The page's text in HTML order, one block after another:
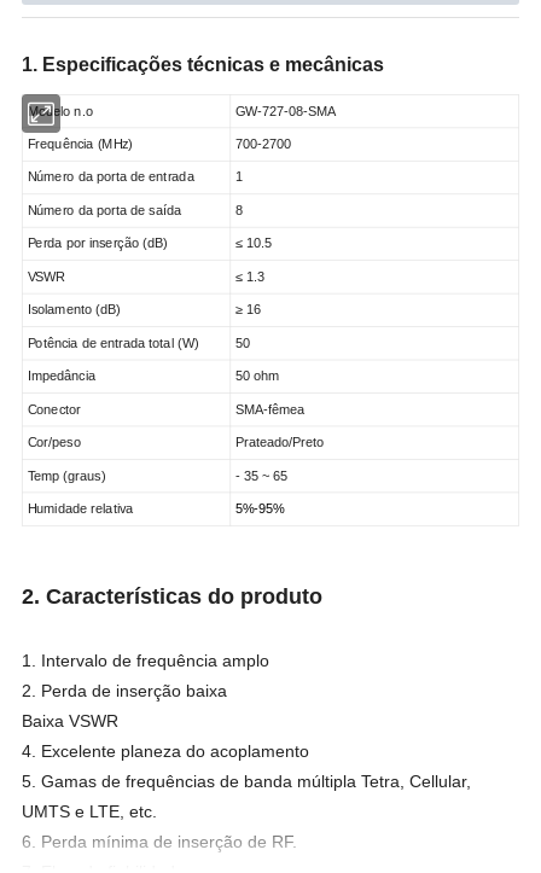
1. Especificações técnicas e mecânicas
Modelo n.o GW-727-08-SMA
Frequência (MHz) 700-2700
Número da porta de entrada 1
Número da porta de saída 8
Perda por inserção (dB) ≤ 10.5
VSWR ≤ 1.3
Isolamento (dB) ≥ 16
Potência de entrada total (W) 50
Impedância 50 ohm
Conector SMA-fêmea
Cor/peso Prateado/Preto
Temp (graus) - 35 ~ 65
Humidade relativa 5%-95%
2. Características do produto
1. Intervalo de frequência amplo
2. Perda de inserção baixa
Baixa VSWR
4. Excelente planeza do acoplamento
5. Gamas de frequências de banda múltipla Tetra, Cellular,
UMTS e LTE, etc.
6. Perda mínima de inserção de RF.